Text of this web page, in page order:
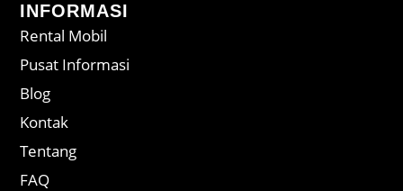
INFORMASI
Rental Mobil
Pusat Informasi
Blog
Kontak
Tentang
FAQ